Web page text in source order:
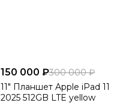
150 000 ₽300 000 ₽
11" Планшет Apple iPad 11
2025 512GB LTE yellow